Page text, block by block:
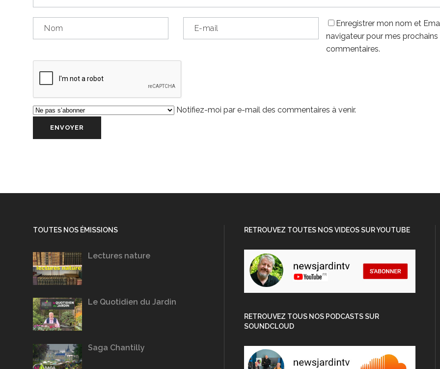
Enregistrer mon nom et
navigateur pour mes prochains
commentaires.
Notifiez-moi par e-mail des commentaires à venir.
TOUTES NOS ÉMISSIONS
Lectures nature
Le Quotidien du Jardin
Saga Chantilly
RETROUVEZ TOUTES NOS VIDEOS SUR YOUTUBE
RETROUVEZ TOUS NOS PODCASTS SUR
SOUNDCLOUD